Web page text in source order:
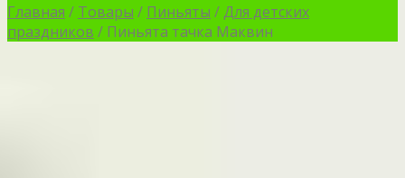
Главная / Товары / Пиньяты /Для детских
праздников / Пиньята тачка Маквин